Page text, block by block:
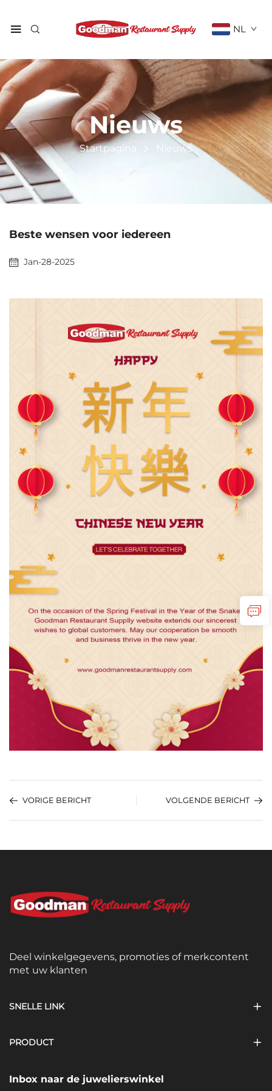
NL
Nieuws
Startpagina Nieuws
Beste wensen voor iedereen
Jan-28-2025
VORIGE BERICHT VOLGENDE BERICHT
Deel winkelgegevens, promoties of merkcontent
met uw klanten
SNELLE LINK
PRODUCT
Inbox naar de juwelierswinkel